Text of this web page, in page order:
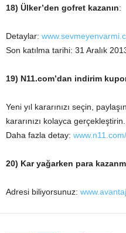
18) Ülker’den gofret kazanın:
Detaylar:
Son katılma tarihi: 31 Aralık
19) N11.com’dan indirim
Yeni yıl kararınızı seçin,
kararınızı kolayca gerçekleştirin.
Daha fazla detay:
20) Kar yağarken para
Adresi biliyorsunuz: